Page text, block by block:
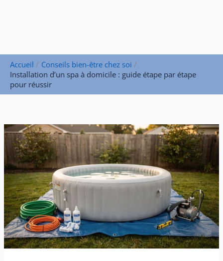
Accueil
Conseils bien-être chez soi
Installation d’un spa à domicile : guide étape par étape
pour réussir